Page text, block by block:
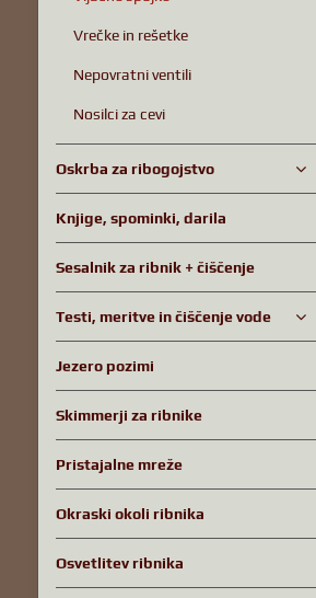
Vrečke in rešetke
Nepovratni ventili
Nosilci za cevi
Oskrba za ribogojstvo
Knjige, spominki, darila
Sesalnik za ribnik + čiščenje
Testi, meritve in čiščenje vode
Jezero pozimi
Skimmerji za ribnike
Pristajalne mreže
Okraski okoli ribnika
Osvetlitev ribnika